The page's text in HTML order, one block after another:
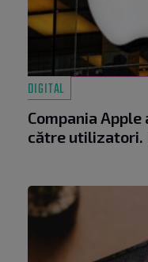
DIGITAL
Compania
către utilizatori.